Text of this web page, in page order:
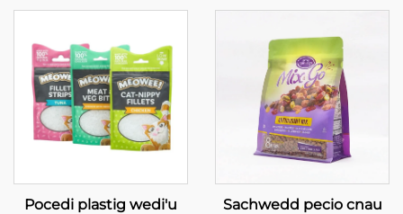
Pocedi plastig wedi'u
Sachwedd pecio cnau